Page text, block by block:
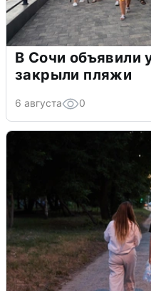
В Сочи объявили
закрыли пляжи
6 августа 0